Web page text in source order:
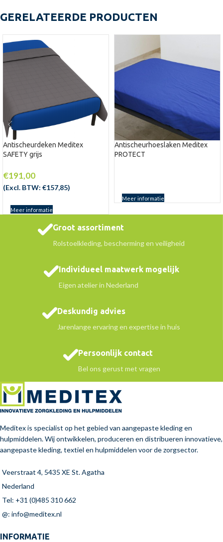
GERELATEERDE PRODUCTEN
Antischeurdeken Meditex
SAFETY grijs
€191,00
(Excl. BTW: €157,85)
Meer informatie
Antischeurhoeslaken Meditex
PROTECT
Meer informatie
Groot assortiment
Rolstoelkleding, bescherming en veiligheid
Individueel maatwerk mogelijk
Eigen atelier in Nederland
Deskundig advies
Jarenlange ervaring en expertise in huis
Persoonlijk contact
Bel ons gerust met vragen
Meditex is specialist op het gebied van aangepaste kleding en
hulpmiddelen. Wij ontwikkelen, produceren en distribueren innovatieve,
aangepaste kleding, textiel en hulpmiddelen voor de zorgsector.
Veerstraat 4, 5435 XE St. Agatha
Nederland
Tel: +31 (0)485 310 662
@: info@meditex.nl
INFORMATIE